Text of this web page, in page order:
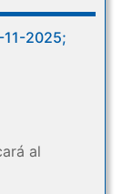
11-2025;
al